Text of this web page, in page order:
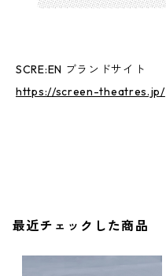
SCRE:EN ブランドサイト
https://screen-theatres.jp/
最近チェックした商品